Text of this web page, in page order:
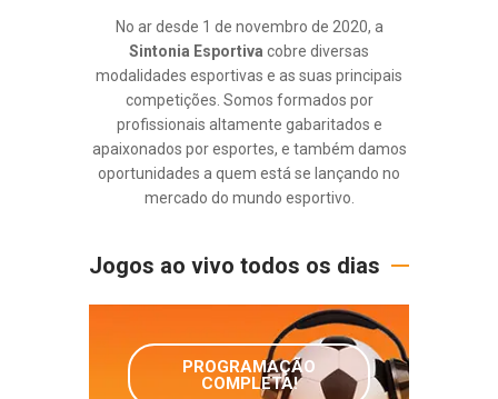
No ar desde 1 de novembro de 2020, a
Sintonia Esportiva cobre diversas
modalidades esportivas e as suas principais
competições. Somos formados por
profissionais altamente gabaritados e
apaixonados por esportes, e também damos
oportunidades a quem está se lançando no
mercado do mundo esportivo.
Jogos ao vivo todos os dias
PROGRAMAÇÃO
COMPLETA!